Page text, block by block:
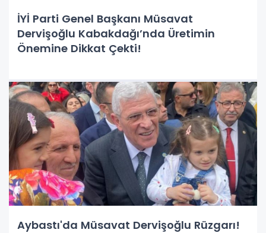
İYİ Parti Genel Başkanı Müsavat
Dervişoğlu Kabakdağı’nda Üretimin
Önemine Dikkat Çekti!
Aybastı'da Müsavat Dervişoğlu Rüzgarı!